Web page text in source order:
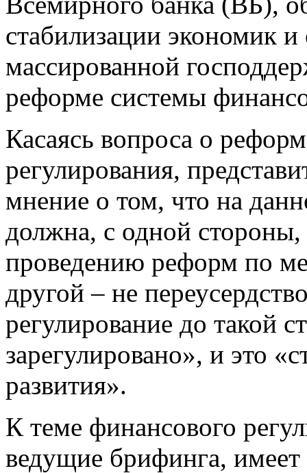
стабилизации экономик
массированной
реформе системы
Касаясь вопроса о
регулирования,
мнение о том, что на
должна, с одной стороны,
проведению реформ по
другой – не
регулирование до такой
зарегулировано», и это
развития».
К теме финансового
ведущие брифинга,